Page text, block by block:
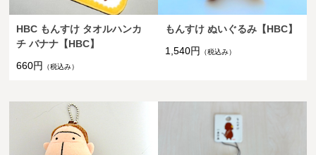
HBC もんすけ タオルハンカ
チ バナナ【HBC】
660円
（税込み）
もんすけ ぬいぐるみ【HBC】
1,540円
（税込み）